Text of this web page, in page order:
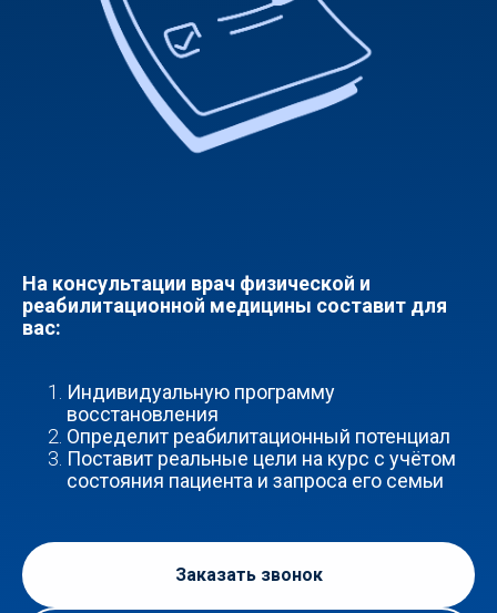
На консультации врач физической и
реабилитационной медицины составит для
вас:
Индивидуальную программу
восстановления
Определит реабилитационный потенциал
Поставит реальные цели на курс с учётом
состояния пациента и запроса его семьи
Заказать звонок